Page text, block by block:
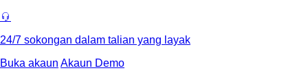
24/7 sokongan dalam talian yang layak
Buka akaun Akaun Demo